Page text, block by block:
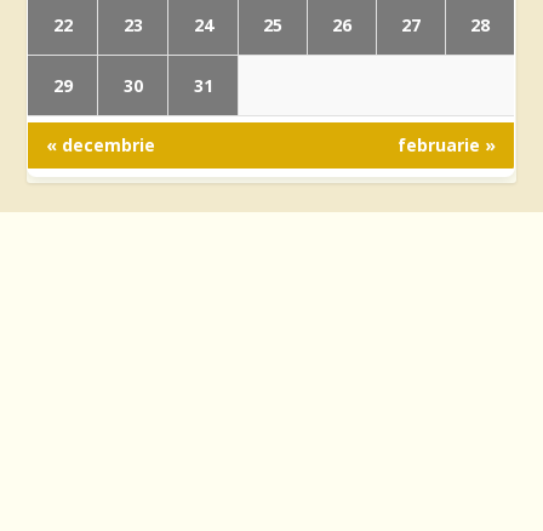
22 23 24 25 26 27 28
29 30 31
« decembrie februarie »